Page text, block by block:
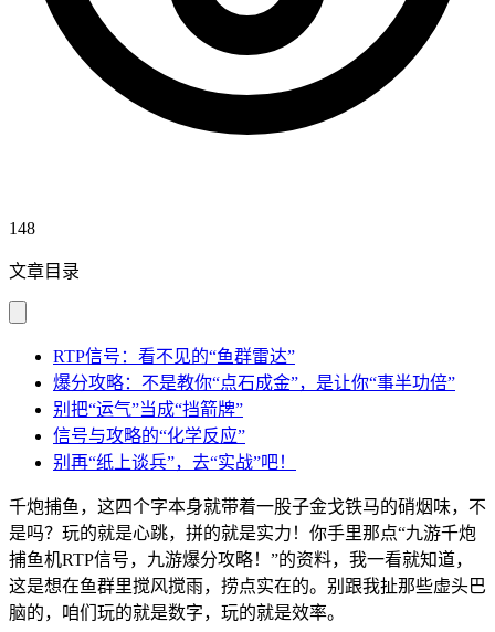
148
文章目录
RTP信号：看不见的“鱼群雷达”
爆分攻略：不是教你“点石成金”，是让你“事半功倍”
别把“运气”当成“挡箭牌”
信号与攻略的“化学反应”
别再“纸上谈兵”，去“实战”吧！
千炮捕鱼，这四个字本身就带着一股子金戈铁马的硝烟味，不
是吗？玩的就是心跳，拼的就是实力！你手里那点“九游千炮
捕鱼机RTP信号，九游爆分攻略！”的资料，我一看就知道，
这是想在鱼群里搅风搅雨，捞点实在的。别跟我扯那些虚头巴
脑的，咱们玩的就是数字，玩的就是效率。